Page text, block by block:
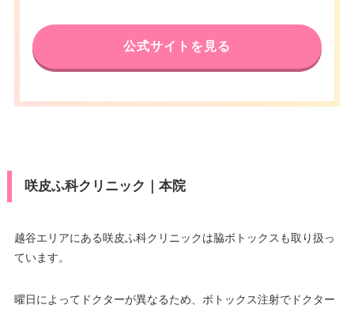
公式サイトを見る
咲皮ふ科クリニック｜本院
越谷エリアにある咲皮ふ科クリニックは脇ボトックスも取り扱っ
ています。
曜日によってドクターが異なるため、ボトックス注射でドクター